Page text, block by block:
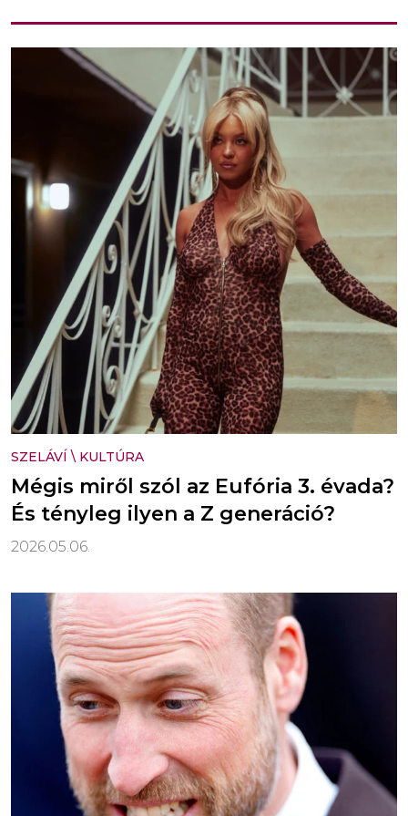
SZELÁVÍ \ KULTÚRA
Mégis miről szól az Eufória 3. évada?
És tényleg ilyen a Z generáció?
2026.05.06.